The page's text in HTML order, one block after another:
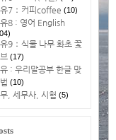
7：커피coffee (10)
8 : 영어 English
9：식물 나무 화초 꽃
(17)
: 우리말공부 한글 맞
(10)
, 세무사, 시험 (5)